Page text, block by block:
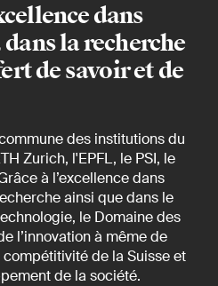
dans
la recherche
de savoir et de
des institutions du
Zurich, l'EPFL, le PSI, le
à l’excellence dans
ainsi que dans le
le Domaine des
l’innovation à même de
de la Suisse et
de la société.